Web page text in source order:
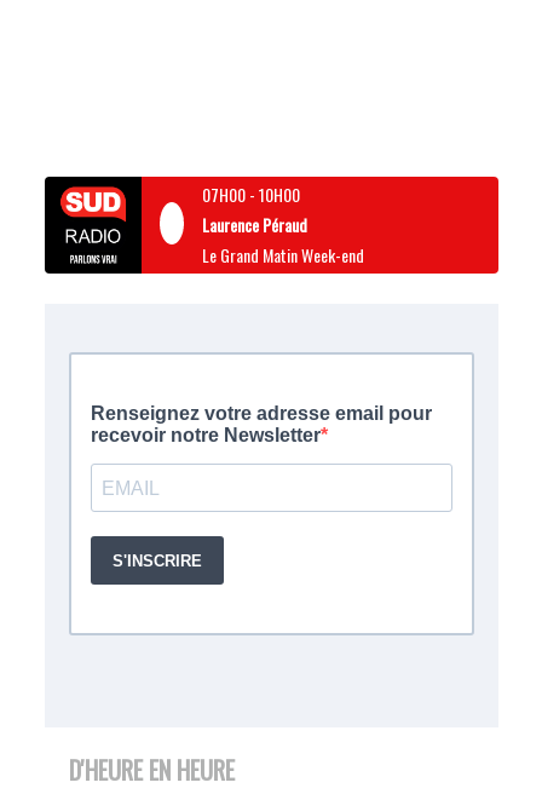
07H00-10H00
Laurence Péraud
Le Grand Matin Week-end
D'HEURE EN HEURE